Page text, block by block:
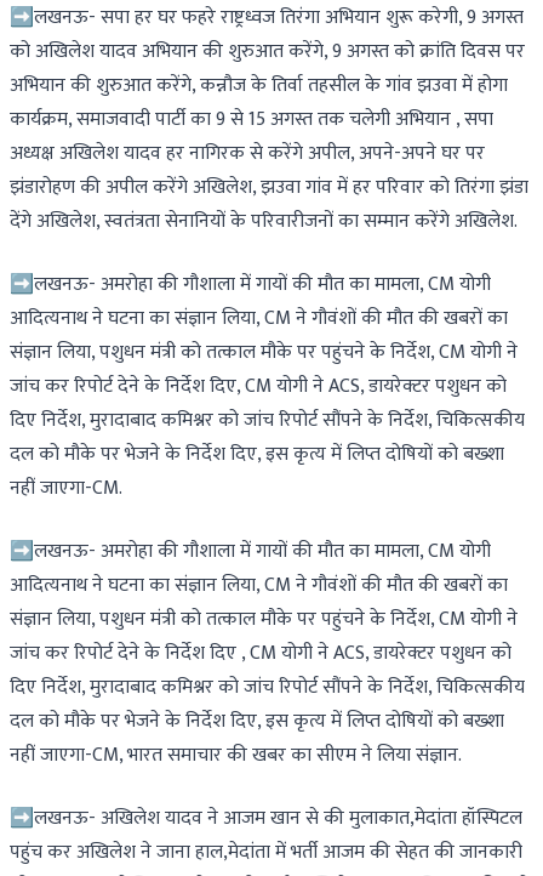
➡लखनऊ- सपा हर घर फहरे राष्ट्रध्वज तिरंगा अभियान शुरू करेगी, 9 अगस्त
को अखिलेश यादव अभियान की शुरुआत करेंगे, 9 अगस्त को क्रांति दिवस पर
अभियान की शुरुआत करेंगे, कन्नौज के तिर्वा तहसील के गांव झउवा में होगा
कार्यक्रम, समाजवादी पार्टी का 9 से 15 अगस्त तक चलेगी अभियान , सपा
अध्यक्ष अखिलेश यादव हर नागिरक से करेंगे अपील, अपने-अपने घर पर
झंडारोहण की अपील करेंगे अखिलेश, झउवा गांव में हर परिवार को तिरंगा झंडा
देंगे अखिलेश, स्वतंत्रता सेनानियों के परिवारीजनों का सम्मान करेंगे अखिलेश.
➡लखनऊ- अमरोहा की गौशाला में गायों की मौत का मामला, CM योगी
आदित्यनाथ ने घटना का संज्ञान लिया, CM ने गौवंशों की मौत की खबरों का
संज्ञान लिया, पशुधन मंत्री को तत्काल मौके पर पहुंचने के निर्देश, CM योगी ने
जांच कर रिपोर्ट देने के निर्देश दिए, CM योगी ने ACS, डायरेक्टर पशुधन को
दिए निर्देश, मुरादाबाद कमिश्नर को जांच रिपोर्ट सौंपने के निर्देश, चिकित्सकीय
दल को मौके पर भेजने के निर्देश दिए, इस कृत्य में लिप्त दोषियों को बख्शा
नहीं जाएगा-CM.
➡लखनऊ- अमरोहा की गौशाला में गायों की मौत का मामला, CM योगी
आदित्यनाथ ने घटना का संज्ञान लिया, CM ने गौवंशों की मौत की खबरों का
संज्ञान लिया, पशुधन मंत्री को तत्काल मौके पर पहुंचने के निर्देश, CM योगी ने
जांच कर रिपोर्ट देने के निर्देश दिए , CM योगी ने ACS, डायरेक्टर पशुधन को
दिए निर्देश, मुरादाबाद कमिश्नर को जांच रिपोर्ट सौंपने के निर्देश, चिकित्सकीय
दल को मौके पर भेजने के निर्देश दिए, इस कृत्य में लिप्त दोषियों को बख्शा
नहीं जाएगा-CM, भारत समाचार की खबर का सीएम ने लिया संज्ञान.
➡लखनऊ- अखिलेश यादव ने आजम खान से की मुलाकात,मेदांता हॉस्पिटल
पहुंच कर अखिलेश ने जाना हाल,मेदांता में भर्ती आजम की सेहत की जानकारी